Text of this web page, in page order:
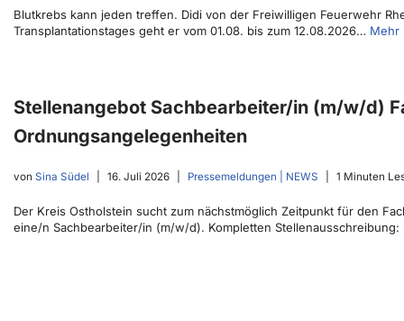
Blutkrebs kann jeden treffen. Didi von der Freiwilligen Feuerwehr
Transplantationstages geht er vom 01.08. bis zum 12.08.2026… Mehr
Stellenangebot Sachbearbeiter/in (m/w/d)
Ordnungsangelegenheiten
von Sina Südel 16. Juli 2026 Pressemeldungen | NEWS 1 Minuten
Der Kreis Ostholstein sucht zum nächstmöglich Zeitpunkt für den
eine/n Sachbearbeiter/in (m/w/d). Kompletten Stellenausschreibung: